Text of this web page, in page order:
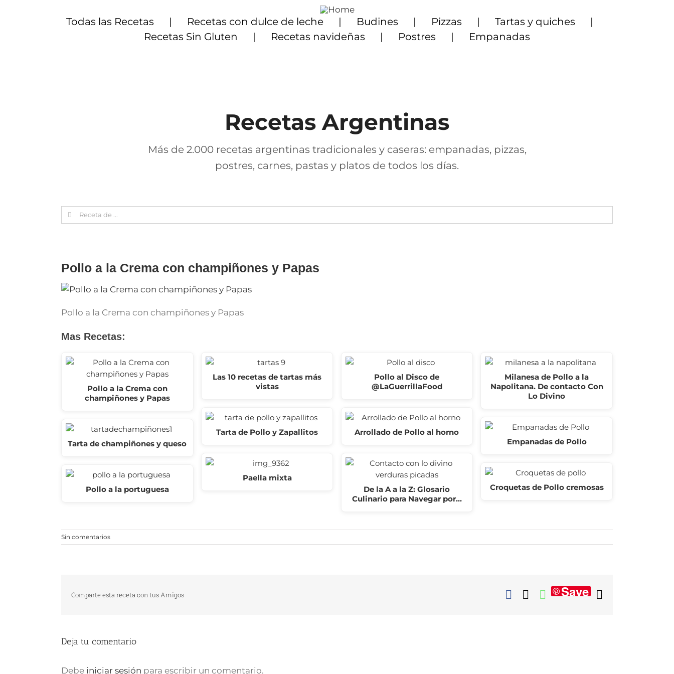
Todas las Recetas Recetas con dulce de leche Budines Pizzas
Tartas y quiches
Recetas Sin Gluten
Recetas navideñas Postres Empanadas
Recetas Argentinas
Más de 2.000 recetas argentinas tradicionales y caseras: empanadas, pizzas,
postres, carnes, pastas y platos de todos los días.
Search
for:
Pollo a la Crema con champiñones y Papas
Pollo a la Crema con champiñones y Papas
Mas Recetas:
Pollo a la Crema con
champiñones y Papas
Tarta de champiñones y queso
Pollo a la portuguesa
Las 10 recetas de tartas más
vistas
Tarta de Pollo y Zapallitos
Paella mixta
Pollo al Disco de
@LaGuerrillaFood
Arrollado de Pollo al horno
De la A a la Z: Glosario
Culinario para Navegar por…
Milanesa de Pollo a la
Napolitana. De contacto Con
Lo Divino
Empanadas de Pollo
Croquetas de Pollo cremosas
Sin comentarios
Comparte esta receta con tus Amigos FacebookWhatsApp
Save
Deja tu comentario
Debe iniciar sesión para escribir un comentario.